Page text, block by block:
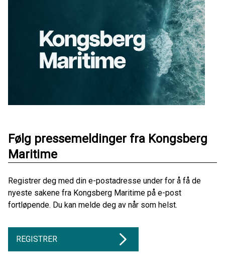
Følg pressemeldinger fra Kongsberg
Maritime
Registrer deg med din e-postadresse under for å få de
nyeste sakene fra Kongsberg Maritime på e-post
fortløpende. Du kan melde deg av når som helst.
REGISTRER